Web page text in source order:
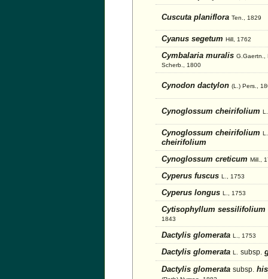
Cuscuta planiflora Ten., 1829
Cyanus segetum Hill, 1762
Cymbalaria muralis G.Gaertn.,
Scherb., 1800
Cynodon dactylon (L.) Pers.,
Cynoglossum cheirifolium
Cynoglossum cheirifolium L.
cheirifolium
Cynoglossum creticum Mill.,
Cyperus fuscus L., 1753
Cyperus longus L., 1753
Cytisophyllum sessilifolium
1843
Dactylis glomerata L., 1753
Dactylis glomerata L. subsp.
Dactylis glomerata subsp.